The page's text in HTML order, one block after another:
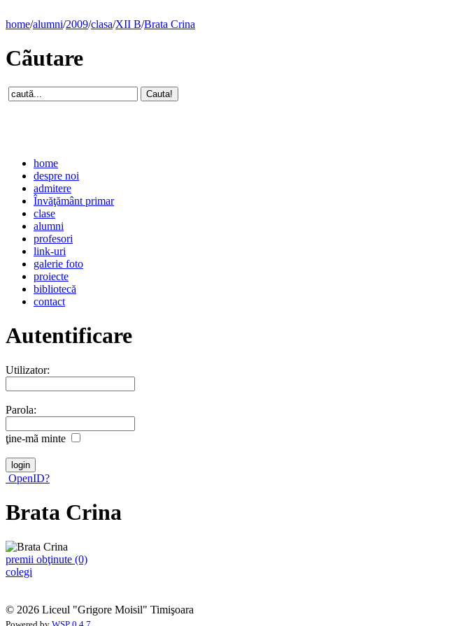
home/alumni/2009/clasa/XII B/Brata Crina
Cãutare
home
despre noi
admitere
Învăţământ primar
clase
alumni
profesori
link-uri
galerie foto
proiecte
bibliotecă
contact
Autentificare
Utilizator:
Parola:
ţine-mã minte
OpenID?
Brata Crina
premii obţinute (0)
colegi
© 2026 Liceul "Grigore Moisil" Timişoara